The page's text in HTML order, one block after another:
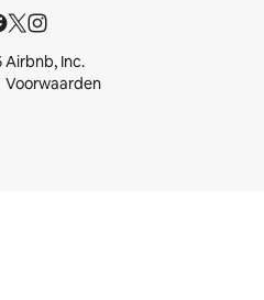
Inc.
Voorwaarden